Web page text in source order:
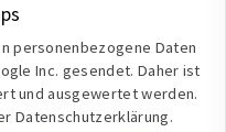
personenbezogene Daten
Inc. gesendet. Daher ist
und ausgewertet werden.
Datenschutzerklärung.